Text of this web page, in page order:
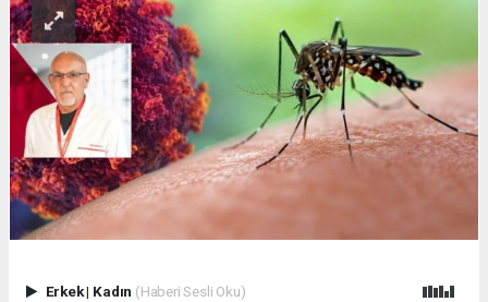
Erkek| Kadın (Haberi Sesli Oku)